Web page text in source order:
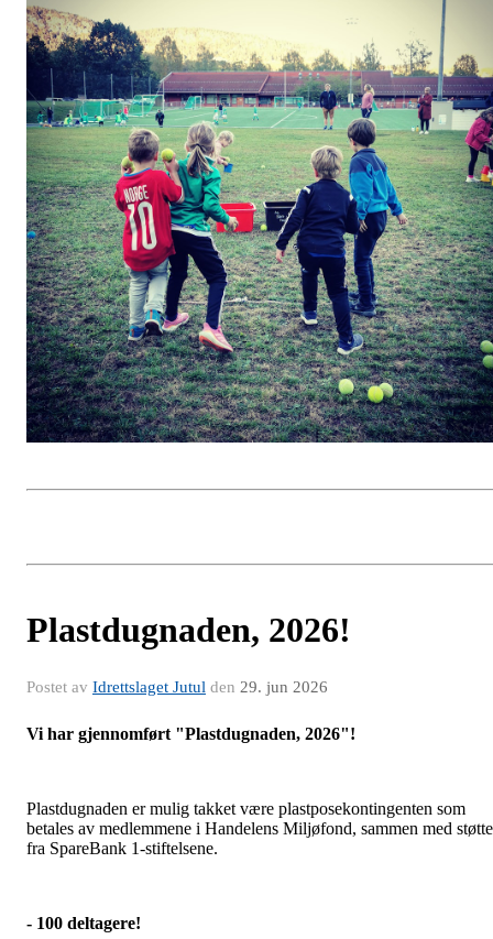
Plastdugnaden, 2026!
Postet av Idrettslaget Jutul den 29. jun 2026
Vi har gjennomført "Plastdugnaden, 2026"!
Plastdugnaden er mulig takket være plastposekontingenten som
betales av medlemmene i Handelens Miljøfond, sammen med støtte
fra SpareBank 1-stiftelsene.
- 100 deltagere!